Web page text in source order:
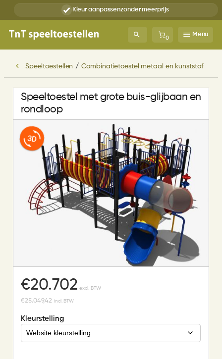
Kleur aanpassenzonder meerprijs
0
Menu
Speeltoestellen / Combinatietoestel metaal en kunststof
Speeltoestel met grote buis-glijbaan en
rondloop
€20.702 excl. BTW
€25.049,42 incl. BTW
Kleurstelling